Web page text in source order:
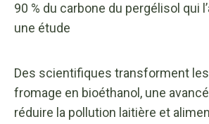
90 % du carbone du pergélisol qui
une étude
Des scientifiques transforment
fromage en bioéthanol, une
réduire la pollution laitière et